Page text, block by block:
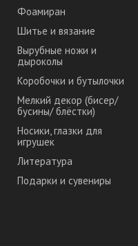
Фоамиран
Шитье и вязание
Вырубные ножи и
дыроколы
Коробочки и бутылочки
Мелкий декор (бисер/
бусины/ блёстки)
Носики, глазки для
игрушек
Литература
Подарки и сувениры